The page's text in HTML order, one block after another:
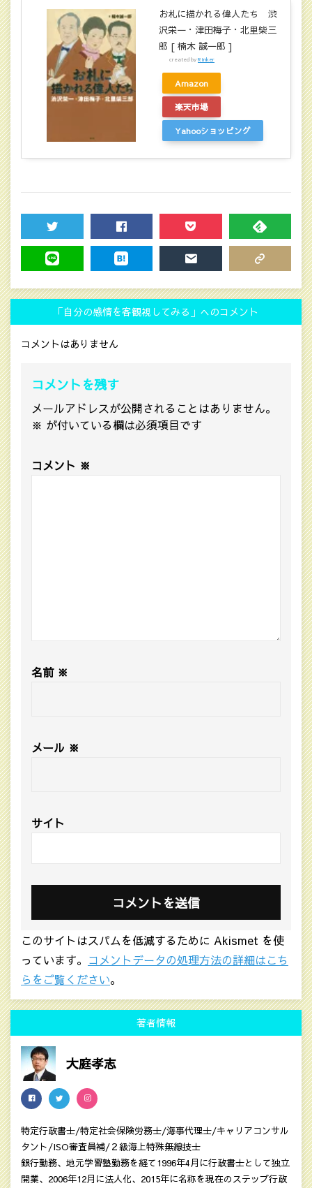
お札に描かれる偉人たち 渋
沢栄一・津田梅子・北里柴三
郎 [ 楠木 誠一郎 ]
created byRinker
Amazon
楽天市場
Yahooショッピング
TWEET SHARE POCKET FEEDLY
「自分の感情を客観視してみる」へのコメント
コメントはありません
コメントを残す
メールアドレスが公開されることはありません。
※ が付いている欄は必須項目です
コメント ※
名前 ※
メール ※
サイト
このサイトはスパムを低減するために Akismet を使
っています。 コメントデータの処理方法の詳細はこち
らをご覧ください。
著者情報
大庭孝志
特定行政書士/特定社会保険労務士/海事代理士/キャリアコンサル
タント/ISO審査員補/２級海上特殊無線技士
銀行勤務、地元学習塾勤務を経て1996年4月に行政書士として独立
開業、2006年12月に法人化、2015年に名称を現在のステップ行政